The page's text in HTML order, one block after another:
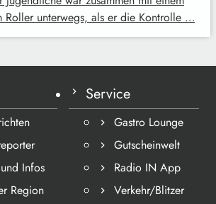
Roller unterwegs, als er die Kontrolle …
Infos
Region
Service
Gastro Lounge
Gutscheinwelt
Radio IN App
Verkehr/Blitzer